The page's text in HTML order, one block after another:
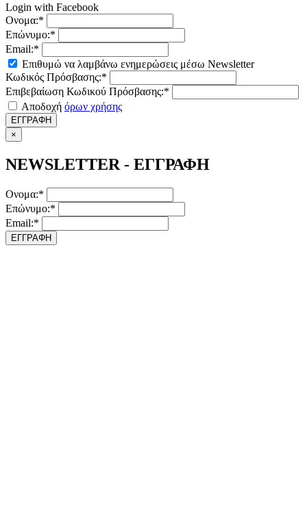
Login with Facebook
Ονομα:*
Επώνυμο:*
Email:*
Επιθυμώ να λαμβάνω ενημερώσεις μέσω Newsletter
Κωδικός Πρόσβασης:*
Επιβεβαίωση Κωδικού Πρόσβασης:*
Αποδοχή όρων χρήσης
ΕΓΓΡΑΦΗ
×
NEWSLETTER - ΕΓΓΡΑΦΗ
Ονομα:*
Επώνυμο:*
Email:*
ΕΓΓΡΑΦΗ